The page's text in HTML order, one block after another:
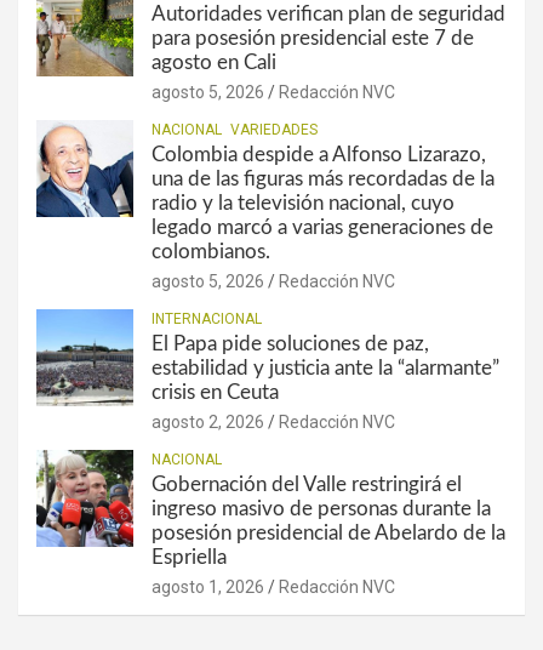
Autoridades verifican plan de seguridad
para posesión presidencial este 7 de
agosto en Cali
agosto 5, 2026 Redacción NVC
NACIONAL VARIEDADES
Colombia despide a Alfonso Lizarazo,
una de las figuras más recordadas de la
radio y la televisión nacional, cuyo
legado marcó a varias generaciones de
colombianos.
agosto 5, 2026 Redacción NVC
INTERNACIONAL
El Papa pide soluciones de paz,
estabilidad y justicia ante la “alarmante”
crisis en Ceuta
agosto 2, 2026 Redacción NVC
NACIONAL
Gobernación del Valle restringirá el
ingreso masivo de personas durante la
posesión presidencial de Abelardo de la
Espriella
agosto 1, 2026 Redacción NVC